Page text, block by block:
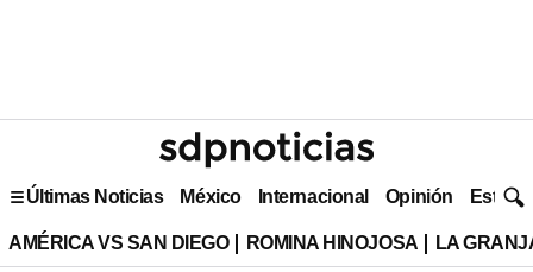
Últimas Noticias México Internacional Opinión Estilo
AMÉRICA VS SAN DIEGO ROMINA HINOJOSA LA